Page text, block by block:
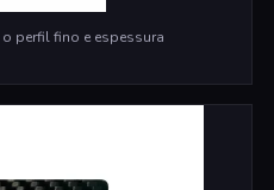
perfil fino e espessura